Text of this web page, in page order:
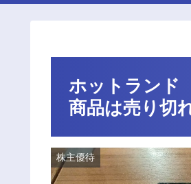
ホットランド
商品は売り切
株主優待